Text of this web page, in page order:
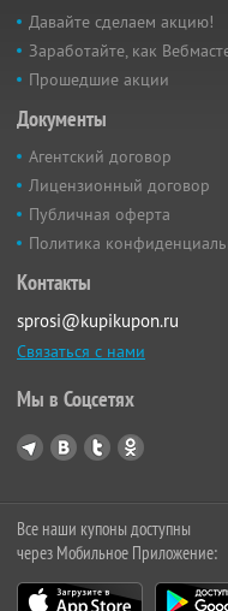
Давайте сделаем акцию!
Заработайте, как
Прошедшие акции
Документы
Агентский договор
Лицензионный договор
Публичная оферта
Политика
Контакты
sprosi@kupikupon.ru
Связаться с нами
Мы в Соцсетях
Все наши купоны доступны
через Мобильное Приложение: